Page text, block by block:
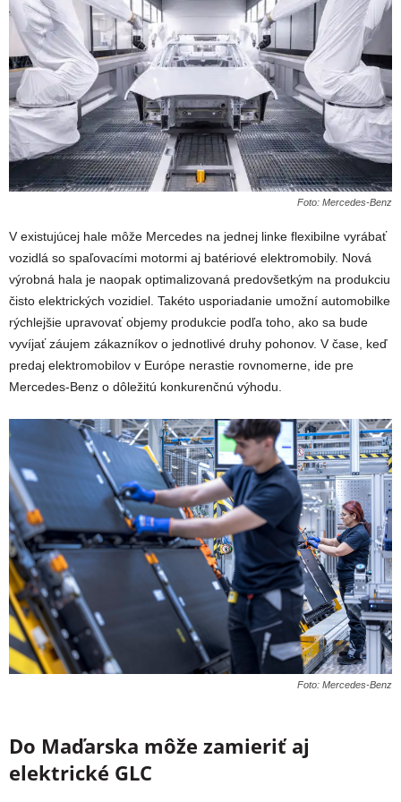
Foto: Mercedes-Benz
V existujúcej hale môže Mercedes na jednej linke flexibilne vyrábať
vozidlá so spaľovacími motormi aj batériové elektromobily. Nová
výrobná hala je naopak optimalizovaná predovšetkým na produkciu
čisto elektrických vozidiel. Takéto usporiadanie umožní automobilke
rýchlejšie upravovať objemy produkcie podľa toho, ako sa bude
vyvíjať záujem zákazníkov o jednotlivé druhy pohonov. V čase, keď
predaj elektromobilov v Európe nerastie rovnomerne, ide pre
Mercedes-Benz o dôležitú konkurenčnú výhodu.
Foto: Mercedes-Benz
Do Maďarska môže zamieriť aj
elektrické GLC